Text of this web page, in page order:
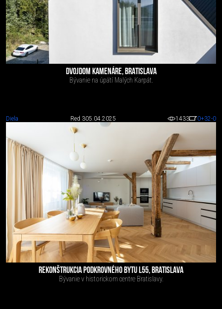
DVOJDOM KAMENÁRE, BRATISLAVA
Bývanie na úpätí Malých Karpát.
Diela Red 305.04.2025 1433 0+32-0
REKONŠTRUKCIA PODKROVNÉHO BYTU L55, BRATISLAVA
Bývanie v historickom centre Bratislavy.